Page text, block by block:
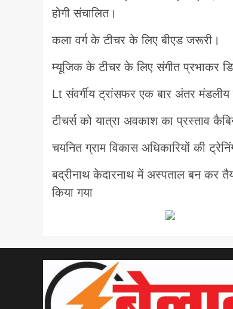
होगी संचालित।
कला वर्ग के टीचर के लिए बीएड जरूरी।
म्यूजिक के टीचर के लिए संगीत प्रभाकर
Lt संवर्गीय ट्रांसफर एक बार अंतर मंडलीय
टीचर्स को यात्रा अवकाश का प्रस्ताव
चयनित ग्राम विकास अधिकारियों की
बद्रीनाथ केदारनाथ में अस्पताल बन कर
किया गया